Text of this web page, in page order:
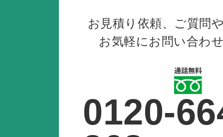
お見積り依頼、ご質問
お気軽にお問い合わ
0120-